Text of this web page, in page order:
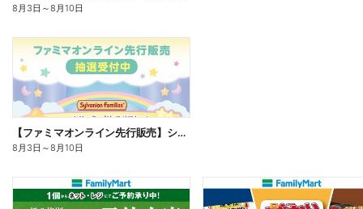
8月3日 ～8月10日
【ファミマオンライン先行販売】シルバニアファミリー
8月3日 ～8月10日